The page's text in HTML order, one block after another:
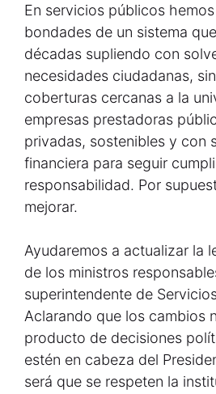
En servicios públicos
bondades de un sistema
décadas supliendo con
necesidades ciudadanas,
coberturas cercanas a la
empresas prestadoras
privadas, sostenibles y con
financiera para seguir
responsabilidad. Por
mejorar.
Ayudaremos a actualizar la
de los ministros
superintendente de
Aclarando que los cambios
producto de decisiones
estén en cabeza del
será que se respeten la